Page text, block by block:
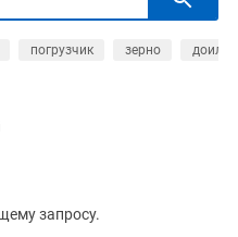
погрузчик зерно
запросу.